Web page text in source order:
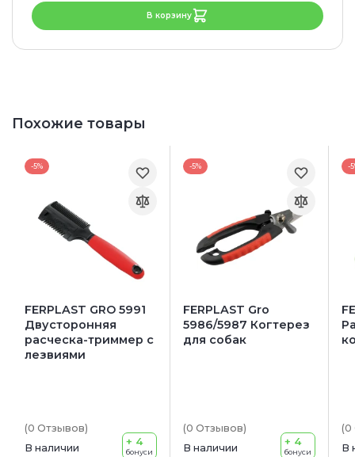
В корзину
Похожие товары
-5%
FERPLAST GRO 5991
Двусторонняя
расческа-триммер с
лезвиями
(0 Отзывов)
В наличии
+ 4
бонуси
-5%
FERPLAST Gro
5986/5987 Когтерез
для собак
(0 Отзывов)
В наличии
+ 4
бонуси
-
(0
В